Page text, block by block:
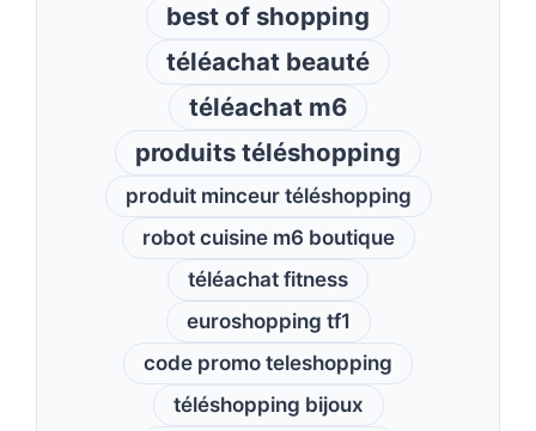
best of shopping
téléachat beauté
téléachat m6
produits téléshopping
produit minceur téléshopping
robot cuisine m6 boutique
téléachat fitness
euroshopping tf1
code promo teleshopping
téléshopping bijoux